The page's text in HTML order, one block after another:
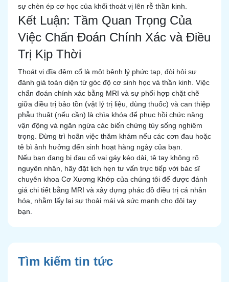
sự chèn ép cơ học của khối thoát vị lên rễ thần kinh.
Kết Luận: Tầm Quan Trọng Của
Việc Chẩn Đoán Chính Xác và Điều
Trị Kịp Thời
Thoát vị đĩa đệm cổ là một bệnh lý phức tạp, đòi hỏi sự
đánh giá toàn diện từ góc độ cơ sinh học và thần kinh. Việc
chẩn đoán chính xác bằng MRI và sự phối hợp chặt chẽ
giữa điều trị bảo tồn (vật lý trị liệu, dùng thuốc) và can thiệp
phẫu thuật (nếu cần) là chìa khóa để phục hồi chức năng
vận động và ngăn ngừa các biến chứng tủy sống nghiêm
trọng. Đừng trì hoãn việc thăm khám nếu các cơn đau hoặc
tê bì ảnh hưởng đến sinh hoạt hàng ngày của bạn.
Nếu bạn đang bị đau cổ vai gáy kéo dài, tê tay không rõ
nguyên nhân, hãy đặt lịch hẹn tư vấn trực tiếp với bác sĩ
chuyên khoa Cơ Xương Khớp của chúng tôi để được đánh
giá chi tiết bằng MRI và xây dựng phác đồ điều trị cá nhân
hóa, nhằm lấy lại sự thoải mái và sức mạnh cho đôi tay
bạn.
Tìm kiếm tin tức